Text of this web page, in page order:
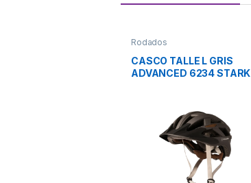
Rodados
CASCO TALLE L GRIS
ADVANCED 6234 STARK